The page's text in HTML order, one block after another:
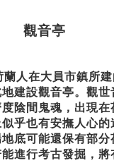
觀音亭
人在大員市鎮所建
建設觀音亭。觀世
陰間鬼魂，出現在
乎也有安撫人心的
底可能還保有部分
進行考古發掘，將